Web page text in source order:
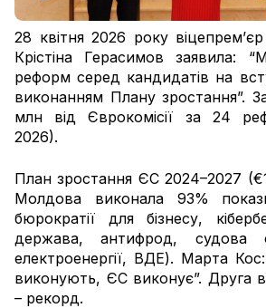
28 квітня 2026 року віцепрем’єр
Крістіна Герасимов заявила:
реформ серед кандидатів на
виконанням Плану зростання”.
млн від Єврокомісії за 24
2026).
План зростання ЄС 2024–2027
Молдова виконала 93%
бюрократії для бізнесу,
держава, антифрод, судова
електроенергії, ВДЕ). Марта
виконують, ЄС виконує”. Друга
– рекорд.